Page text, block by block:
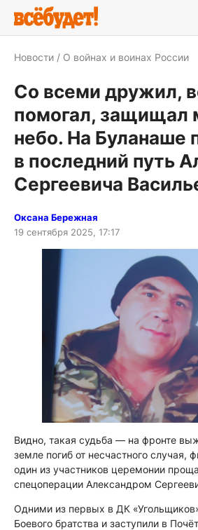
Новости О войнах и воинах России
Со всеми дружил,
помогал, защищал
небо. На Буланаше
в последний путь
Сергеевича
Оксана Бережная
19 сентября 2025, 17:17
Видно, такая судьба — на фронте
земле погиб от несчастного случая,
один из участников церемонии
спецоперации Александром
Одними из первых в ДК
Боевого братства и заступили в